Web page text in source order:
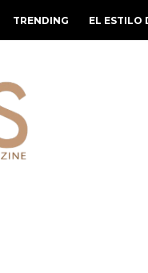
TRENDING EL ESTILO